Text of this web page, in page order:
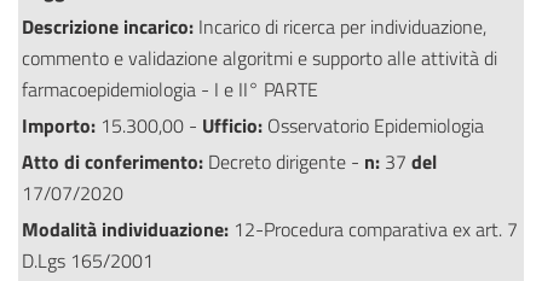
Descrizione incarico: Incarico di ricerca per individuazione,
commento e validazione algoritmi e supporto alle attività di
farmacoepidemiologia - I e II° PARTE
Importo: 15.300,00 - Ufficio: Osservatorio Epidemiologia
Atto di conferimento: Decreto dirigente - n: 37 del
17/07/2020
Modalità individuazione: 12-Procedura comparativa ex art. 7
D.Lgs 165/2001